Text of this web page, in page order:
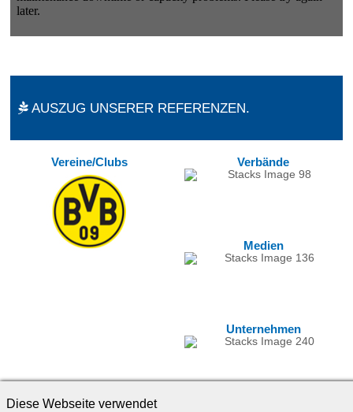
AUSZUG UNSERER REFERENZEN.
Vereine/Clubs Verbände
Medien
Unternehmen
Diese Webseite verwendet